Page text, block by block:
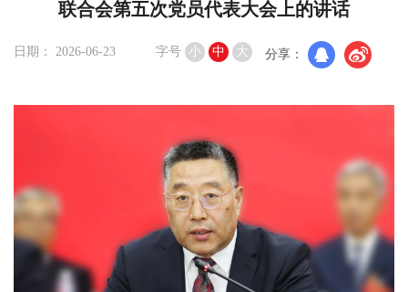
联合会第五次党员代表大会上的讲话
日期： 2026-06-23 字号 小 中 大 分享：